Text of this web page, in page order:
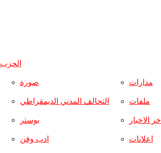
الحزب
صورة
التحالف المدني الديمقراطي
بوستر
ادب وفن
مدارات
ملفات
اخر الاخبار
اعلانات